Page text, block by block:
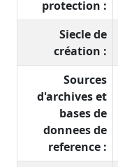
protection :
Siecle de
création :
Sources
d'archives et
bases de
donnees de
reference :